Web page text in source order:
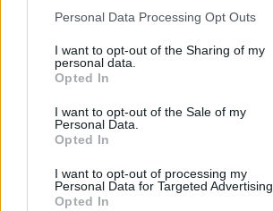
Personal Data Processing Opt Outs
I want to opt-out of the Sharing of my
personal data.
Opted In
I want to opt-out of the Sale of my
Personal Data.
Opted In
I want to opt-out of processing my
Personal Data for Targeted Advertising.
Opted In
ΕΠΙΚΑΙΡΌΤΗΤΑ 31/07/2026 - 15:29